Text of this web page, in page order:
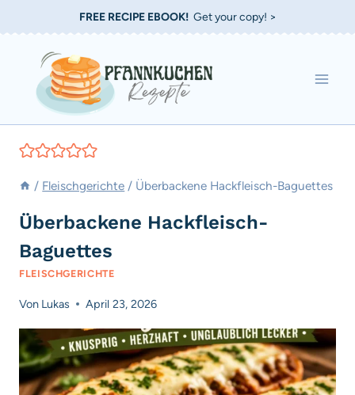
Inhalt
springen
FREE RECIPE EBOOK!Get your copy! >
/ Fleischgerichte / Überbackene Hackfleisch-Baguettes
Überbackene Hackfleisch-
Baguettes
FLEISCHGERICHTE
Von Lukas April 23, 2026